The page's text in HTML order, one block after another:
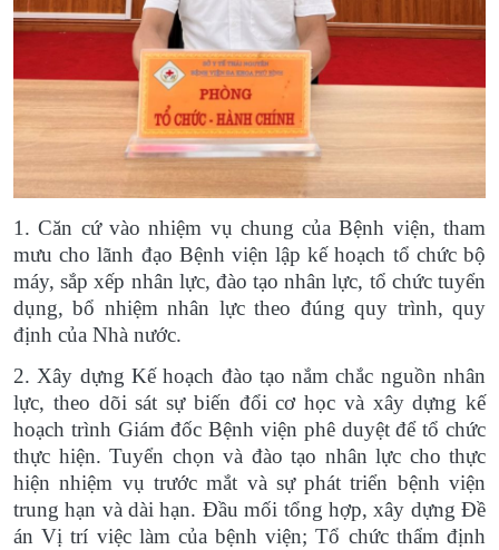
1. Căn cứ vào nhiệm vụ chung của Bệnh viện, tham
mưu cho lãnh đạo Bệnh viện lập kế hoạch tổ chức bộ
máy, sắp xếp nhân lực, đào tạo nhân lực, tổ chức tuyển
dụng, bổ nhiệm nhân lực theo đúng quy trình, quy
định của Nhà nước.
2. Xây dựng Kế hoạch đào tạo nắm chắc nguồn nhân
lực, theo dõi sát sự biến đổi cơ học và xây dựng kế
hoạch trình Giám đốc Bệnh viện phê duyệt để tổ chức
thực hiện. Tuyển chọn và đào tạo nhân lực cho thực
hiện nhiệm vụ trước mắt và sự phát triển bệnh viện
trung hạn và dài hạn. Đầu mối tổng hợp, xây dựng Đề
án Vị trí việc làm của bệnh viện; Tổ chức thẩm định